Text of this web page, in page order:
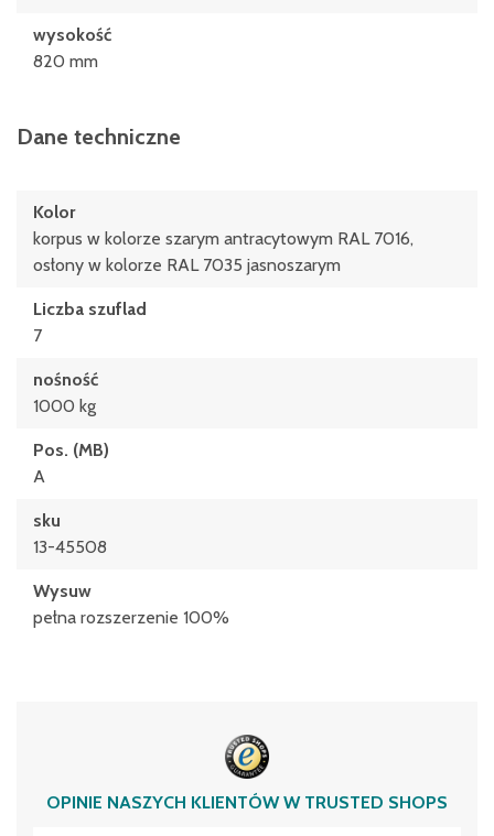
wysokość
820 mm
Dane techniczne
Kolor
korpus w kolorze szarym antracytowym RAL 7016,
osłony w kolorze RAL 7035 jasnoszarym
Liczba szuflad
7
nośność
1000 kg
Pos. (MB)
A
sku
13-45508
Wysuw
pełna rozszerzenie 100%
OPINIE NASZYCH KLIENTÓW W TRUSTED SHOPS